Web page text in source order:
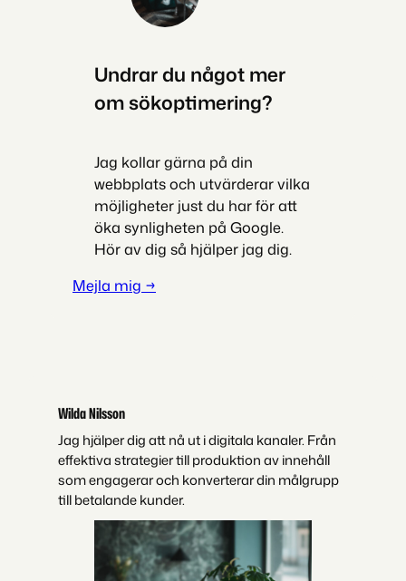
Undrar du något mer
om sökoptimering?
Jag kollar gärna på din
webbplats och utvärderar vilka
möjligheter just du har för att
öka synligheten på Google.
Hör av dig så hjälper jag dig.
Mejla mig →
Wilda Nilsson
Jag hjälper dig att nå ut i digitala kanaler. Från
effektiva strategier till produktion av innehåll
som engagerar och konverterar din målgrupp
till betalande kunder.